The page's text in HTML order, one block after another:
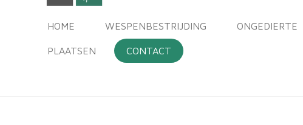
HOME WESPENBESTRIJDING ONGEDIERTE
PLAATSEN CONTACT